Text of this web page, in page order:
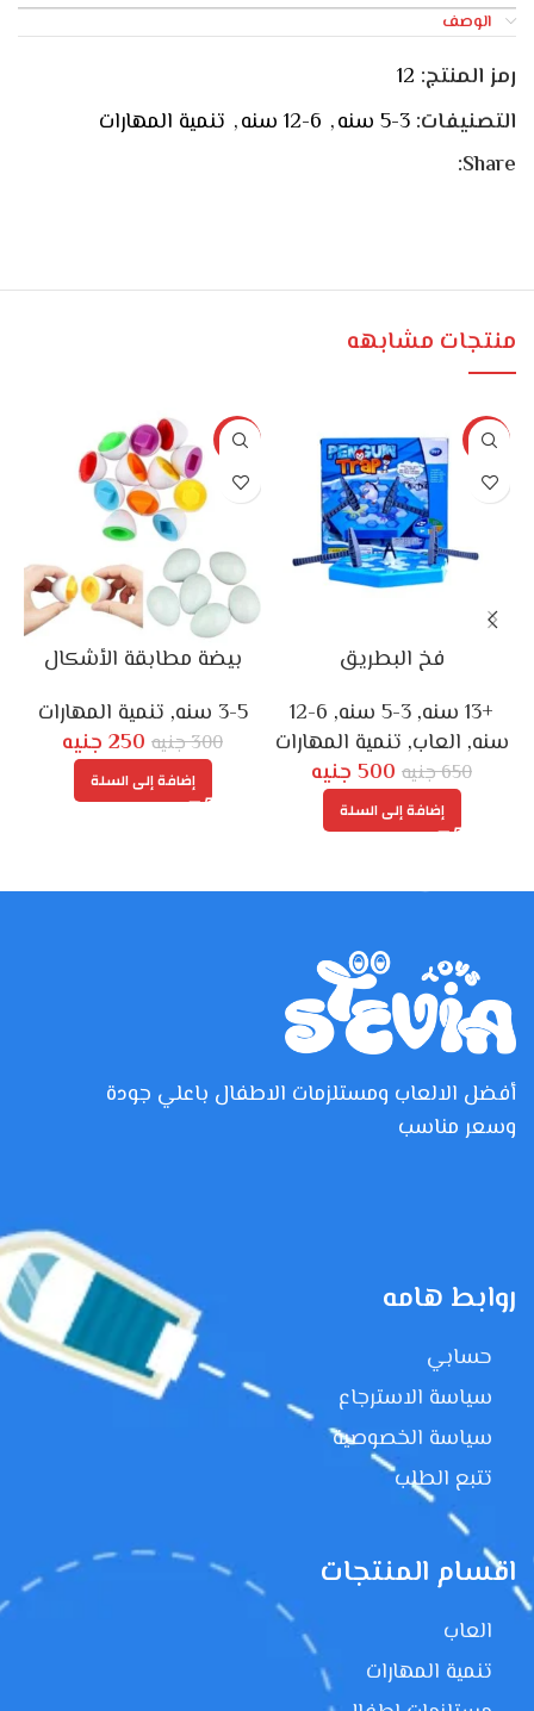
الوصف
رمز المنتج: 12
التصنيفات: 3-5 سنه , 6-12 سنه , تنمية المهارات
Share:
منتجات مشابهه
-23%
فخ البطريق
+13 سنه
, 3-5 سنه ,
6-12
سنه, العاب, تنمية المهارات
650جنيه 500 جنيه
إضافة إلى السلة
-17%
بيضة مطابقة الأشكال
3-5 سنه
, تنمية المهارات
300جنيه 250 جنيه
إضافة إلى السلة
أفضل الالعاب ومستلزمات الاطفال باعلي جودة
وسعر مناسب
روابط هامه
حسابي
سياسة الاسترجاع
سياسة الخصوصية
تتبع الطلب
اقسام المنتجات
العاب
تنمية المهارات